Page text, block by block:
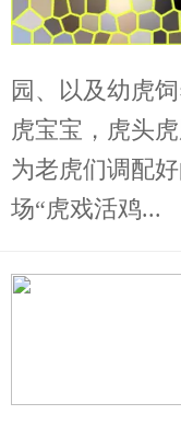
园、以及幼虎
虎宝宝，虎头
为老虎们调配
场“虎戏活鸡...